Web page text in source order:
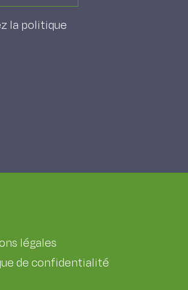
la politique
légales
de confidentialité